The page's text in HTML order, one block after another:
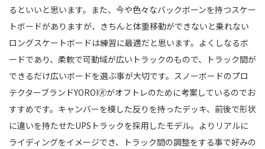
るといいと思います。また、今や色々なバックボーンを持つスケー
トボードがありますが、きちんと体重移動ができないと乗れない
ロングスケートボードは練習に最適だと思います。よくしなるボ
ードであり、柔軟で可動域が広いトラックのもので、トラック間が
できるだけ広いボードを選ぶ事が大切です。スノーボードのプロ
テクターブランドYOROI🄬がオフトレのために考案しているのでお
すすめです。キャンバーを模した反りを持ったデッキ、前後で形状
に違いを持たせたUPS トラックを採用したモデル。よりリアルに
ライディングをイメージでき、トラック間の調整をする事で好みの